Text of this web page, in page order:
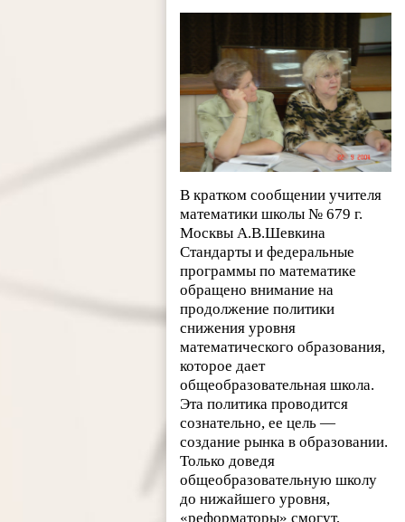
В кратком сообщении учителя
математики школы № 679 г.
Москвы А.В.Шевкина
Стандарты и федеральные
программы по математике
обращено внимание на
продолжение политики
снижения уровня
математического образования,
которое дает
общеобразовательная школа.
Эта политика проводится
сознательно, ее цель —
создание рынка в образовании.
Только доведя
общеобразовательную школу
до нижайшего уровня,
«реформаторы» смогут,